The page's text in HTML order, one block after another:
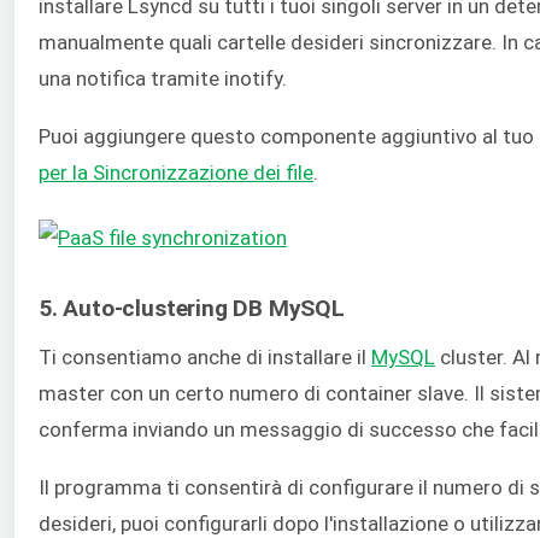
installare Lsyncd su tutti i tuoi singoli server in un
manualmente quali cartelle desideri sincronizzare. In
una notifica tramite inotify.
Puoi aggiungere questo componente aggiuntivo al
per la Sincronizzazione dei file.
5. Auto-clustering DB MySQL
Ti consentiamo anche di installare il MySQL cluster. Al
master con un certo numero di container slave. Il
conferma inviando un messaggio di successo che
Il programma ti consentirà di configurare il numero di
desideri, puoi configurarli dopo l'installazione o